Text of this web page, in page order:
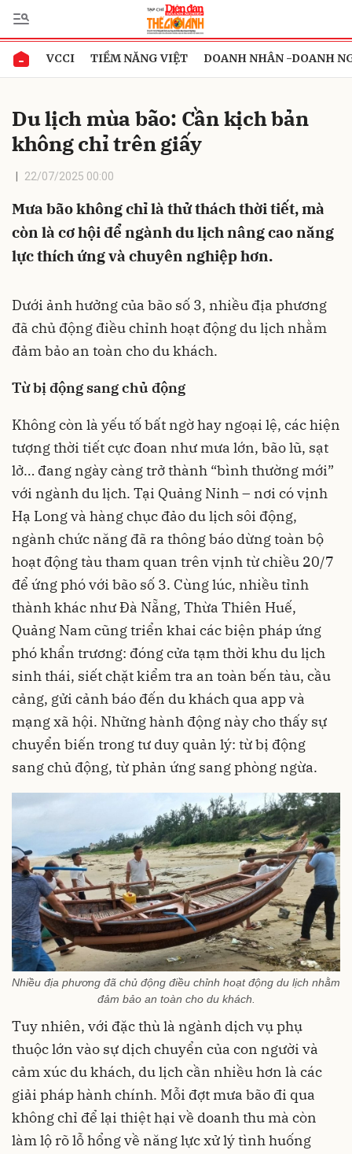
VCCI TIỀM NĂNG VIỆT DOANH NHÂN -DOANH
Du lịch mùa bão: Cần kịch bản
không chỉ trên giấy
22/07/2025 00:00
Mưa bão không chỉ là thử thách thời tiết, mà
còn là cơ hội để ngành du lịch nâng cao năng
lực thích ứng và chuyên nghiệp hơn.
Dưới ảnh hưởng của bão số 3, nhiều địa phương
đã chủ động điều chỉnh hoạt động du lịch nhằm
đảm bảo an toàn cho du khách.
Từ bị động sang chủ động
Không còn là yếu tố bất ngờ hay ngoại lệ, các hiện
tượng thời tiết cực đoan như mưa lớn, bão lũ, sạt
lở… đang ngày càng trở thành “bình thường mới”
với ngành du lịch. Tại Quảng Ninh – nơi có vịnh
Hạ Long và hàng chục đảo du lịch sôi động,
ngành chức năng đã ra thông báo dừng toàn bộ
hoạt động tàu tham quan trên vịnh từ chiều 20/7
để ứng phó với bão số 3. Cùng lúc, nhiều tỉnh
thành khác như Đà Nẵng, Thừa Thiên Huế,
Quảng Nam cũng triển khai các biện pháp ứng
phó khẩn trương: đóng cửa tạm thời khu du lịch
sinh thái, siết chặt kiểm tra an toàn bến tàu, cầu
cảng, gửi cảnh báo đến du khách qua app và
mạng xã hội. Những hành động này cho thấy sự
chuyển biến trong tư duy quản lý: từ bị động
sang chủ động, từ phản ứng sang phòng ngừa.
Nhiều địa phương đã chủ động điều chỉnh hoạt động du lịch nhằm
đảm bảo an toàn cho du khách.
Tuy nhiên, với đặc thù là ngành dịch vụ phụ
thuộc lớn vào sự dịch chuyển của con người và
cảm xúc du khách, du lịch cần nhiều hơn là các
giải pháp hành chính. Mỗi đợt mưa bão đi qua
không chỉ để lại thiệt hại về doanh thu mà còn
làm lộ rõ lỗ hổng về năng lực xử lý tình huống
Gửi bình luận
Hủy Gửi